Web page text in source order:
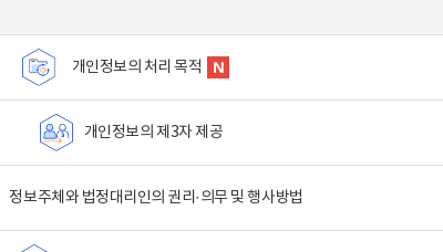
개인정보의 처리 목적
개인정보의 제3자 제공
정보주체와 법정대리인의 권리·의무 및 행사방법